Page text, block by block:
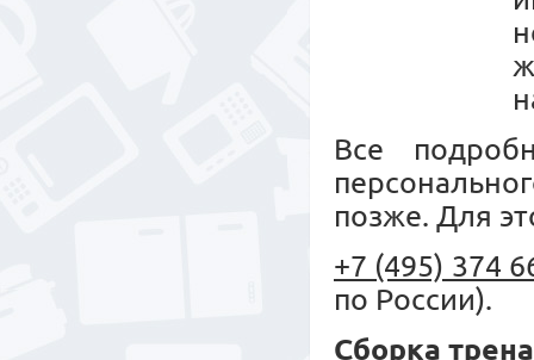
Все
позже. Для
+7 (495) 374
по России).
Сборка